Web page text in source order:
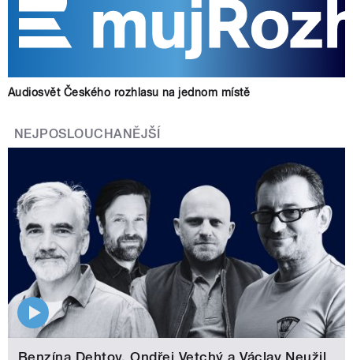
Audiosvět Českého rozhlasu na jednom místě
NEJPOSLOUCHANĚJŠÍ
Benzína Dehtov. Ondřej Vetchý a Václav Neužil